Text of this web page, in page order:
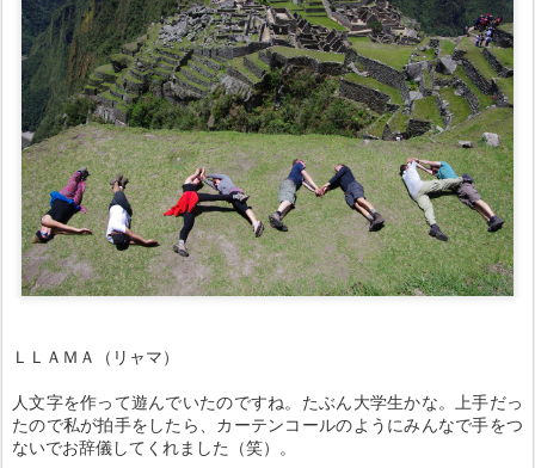
ＬＬＡＭＡ（リャマ）
人文字を作って遊んでいたのですね。たぶん大学生かな。上手だっ
たので私が拍手をしたら、カーテンコールのようにみんなで手をつ
ないでお辞儀してくれました（笑）。